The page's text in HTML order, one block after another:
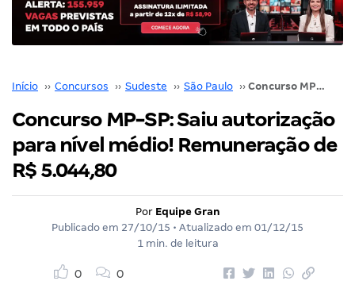
Início ›› Concursos ›› Sudeste ›› São Paulo ›› Concurso MP-SP: Saiu autorização para nível médio! Remuneração de R$ 5.044,80
Concurso MP-SP: Saiu autorização
para nível médio! Remuneração de
R$ 5.044,80
Por Equipe Gran
Publicado em 27/10/15 • Atualizado em 01/12/15
1 min. de leitura
0 0